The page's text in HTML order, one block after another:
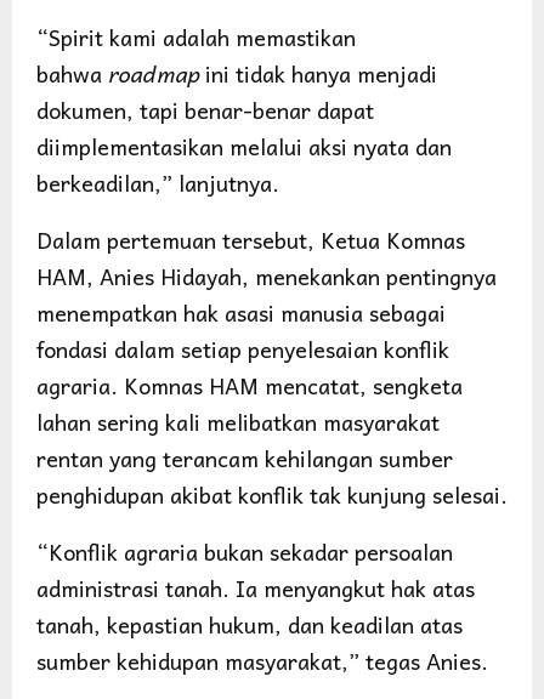
“Spirit kami adalah memastikan
bahwa roadmapini tidak hanya menjadi
dokumen, tapi benar-benar dapat
diimplementasikan melalui aksi nyata dan
berkeadilan,” lanjutnya.
Dalam pertemuan tersebut, Ketua Komnas
HAM, Anies Hidayah, menekankan pentingnya
menempatkan hak asasi manusia sebagai
fondasi dalam setiap penyelesaian konflik
agraria. Komnas HAM mencatat, sengketa
lahan sering kali melibatkan masyarakat
rentan yang terancam kehilangan sumber
penghidupan akibat konflik tak kunjung selesai.
“Konflik agraria bukan sekadar persoalan
administrasi tanah. Ia menyangkut hak atas
tanah, kepastian hukum, dan keadilan atas
sumber kehidupan masyarakat,” tegas Anies.